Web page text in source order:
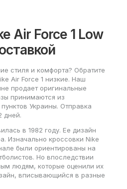
Air Force 1 Low
стиля и комфорта? Обратите
Air Force 1 низкие. Наш
продает оригинальные
принимаются из
Украины. Отправка
дней.
в 1982 году. Ее дизайн
Изначально кроссовки Nike
были ориентированы на
Но впоследствии
людям, которые оценили их
вписывающийся в разные